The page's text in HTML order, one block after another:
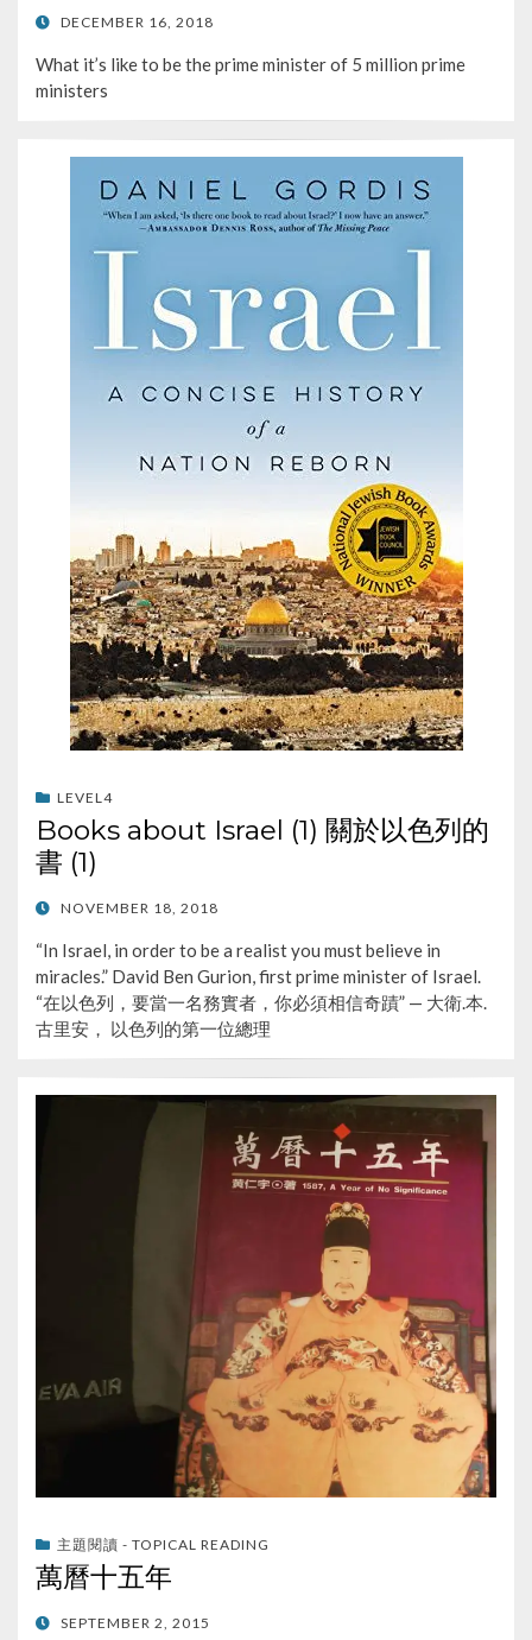
POSTED
DECEMBER 16, 2018
What it’s like to be the prime minister of 5 million prime
ministers
LEVEL4
Books about Israel (1) 關於以色列的
書 (1)
POSTED
NOVEMBER 18, 2018
“In Israel, in order to be a realist you must believe in
miracles.” David Ben Gurion, first prime minister of Israel.
“在以色列，要當一名務實者，你必須相信奇蹟” — 大衛.本.
古里安， 以色列的第一位總理
主題閱讀 - TOPICAL READING
萬曆十五年
POSTED
SEPTEMBER 2, 2015